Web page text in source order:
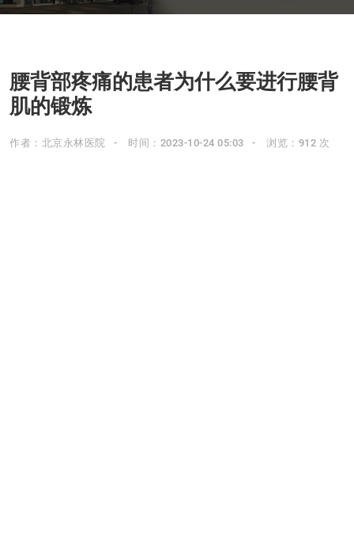
腰背部疼痛的患者为什么要进行腰背
肌的锻炼
作者：北京永林医院 时间：2023-10-24 05:03 浏览：912 次